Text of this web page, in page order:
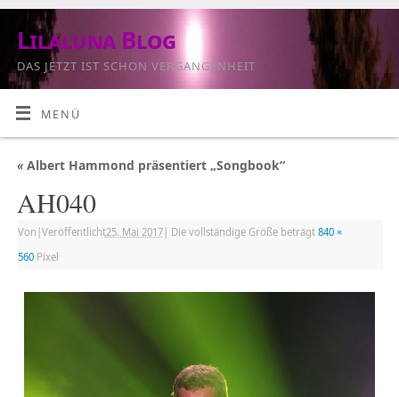
Lilaluna Blog
DAS JETZT IST SCHON VERGANGENHEIT
MENÜ
«Albert Hammond präsentiert „Songbook“
AH040
Von Veröffentlicht25. Mai 2017| Die vollständige Größe beträgt 840 ×
560Pixel